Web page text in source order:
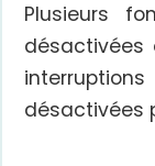
Plusieurs
désactivées
désactivées